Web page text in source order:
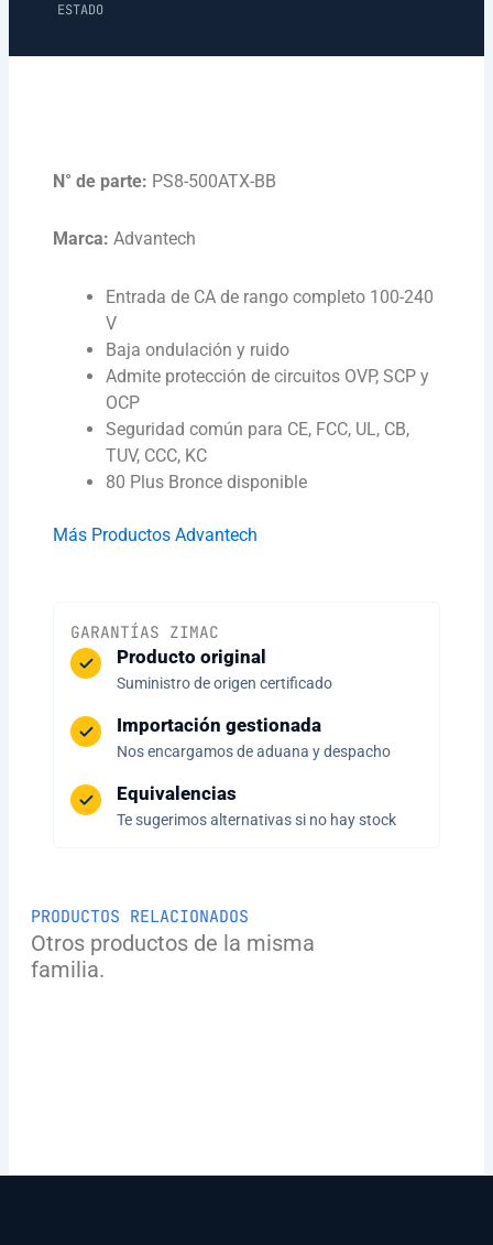
ESTADO
N° de parte: PS8-500ATX-BB
Marca: Advantech
Entrada de CA de rango completo 100-240
V
Baja ondulación y ruido
Admite protección de circuitos OVP, SCP y
OCP
Seguridad común para CE, FCC, UL, CB,
TUV, CCC, KC
80 Plus Bronce disponible
Más Productos Advantech
GARANTÍAS ZIMAC
Producto original
Suministro de origen certificado
Importación gestionada
Nos encargamos de aduana y despacho
Equivalencias
Te sugerimos alternativas si no hay stock
PRODUCTOS RELACIONADOS
Otros productos de la misma
familia.